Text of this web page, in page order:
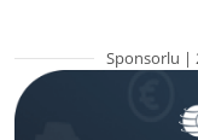
Sponsorlu |